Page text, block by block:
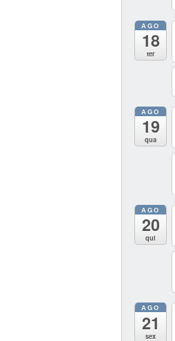
AGO
18
ter
AGO
19
qua
AGO
20
qui
AGO
21
sex